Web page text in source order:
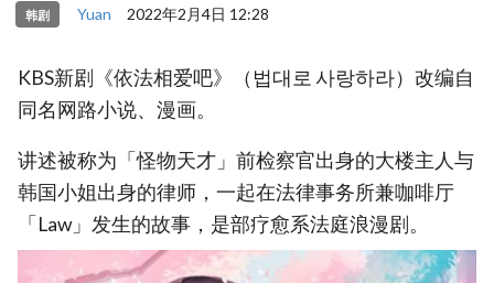
韩剧 Yuan 2022年2月4日 12:28
KBS新剧《依法相爱吧》（법대로 사랑하라）改编自
同名网路小说、漫画。
讲述被称为「怪物天才」前检察官出身的大楼主人与
韩国小姐出身的律师，一起在法律事务所兼咖啡厅
「Law」发生的故事，是部疗愈系法庭浪漫剧。